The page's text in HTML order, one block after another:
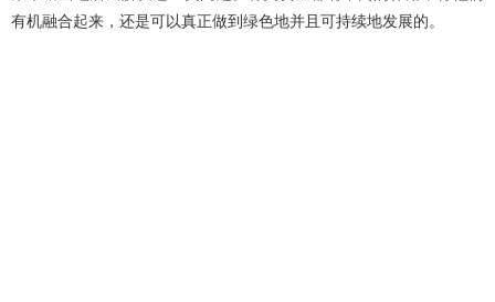
有机融合起来，还是可以真正做到绿色地并且可持续地发展的。